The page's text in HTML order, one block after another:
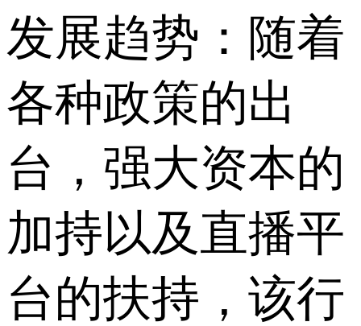
发展趋势：随着
各种政策的出
台，强大资本的
加持以及直播平
台的扶持，该行